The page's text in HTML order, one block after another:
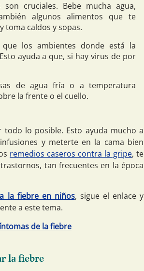
son cruciales. Bebe mucha agua,
algunos alimentos que te
y toma caldos y sopas.
los ambientes donde está la
ayuda a que, si hay virus de por
de agua fría o a temperatura
la frente o el cuello.
todo lo posible. Esto ayuda mucho a
y meterte en la cama bien
remedios caseros contra la gripe, te
tan frecuentes en la época
la fiebre en niños, sigue el enlace y
a este tema.
de la fiebre
la fiebre